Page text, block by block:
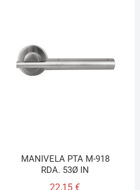
MANIVELA PTA M-918
RDA. 53Ø IN
22,15€